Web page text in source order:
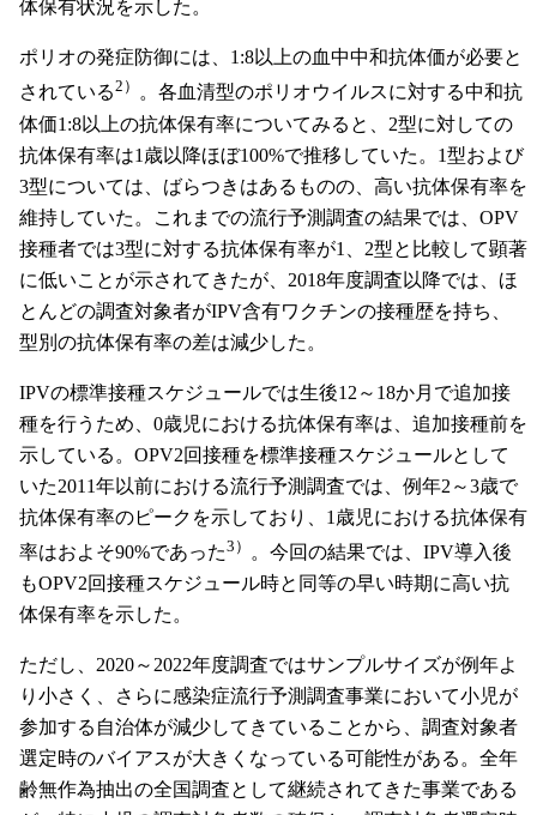
体保有状況を示した。
ポリオの発症防御には、1:8以上の血中中和抗体価が必要と
されている2） 。各血清型のポリオウイルスに対する中和抗
体価1:8以上の抗体保有率についてみると、2型に対しての
抗体保有率は1歳以降ほぼ100%で推移していた。1型および
3型については、ばらつきはあるものの、高い抗体保有率を
維持していた。これまでの流行予測調査の結果では、OPV
接種者では3型に対する抗体保有率が1、2型と比較して顕著
に低いことが示されてきたが、2018年度調査以降では、ほ
とんどの調査対象者がIPV含有ワクチンの接種歴を持ち、
型別の抗体保有率の差は減少した。
IPVの標準接種スケジュールでは生後12～18か月で追加接
種を行うため、0歳児における抗体保有率は、追加接種前を
示している。OPV2回接種を標準接種スケジュールとして
いた2011年以前における流行予測調査では、例年2～3歳で
抗体保有率のピークを示しており、1歳児における抗体保有
率はおよそ90%であった3）
。今回の結果では、IPV導入後
もOPV2回接種スケジュール時と同等の早い時期に高い抗
体保有率を示した。
ただし、2020～2022年度調査ではサンプルサイズが例年よ
り小さく、さらに感染症流行予測調査事業において小児が
参加する自治体が減少してきていることから、調査対象者
選定時のバイアスが大きくなっている可能性がある。全年
齢無作為抽出の全国調査として継続されてきた事業である